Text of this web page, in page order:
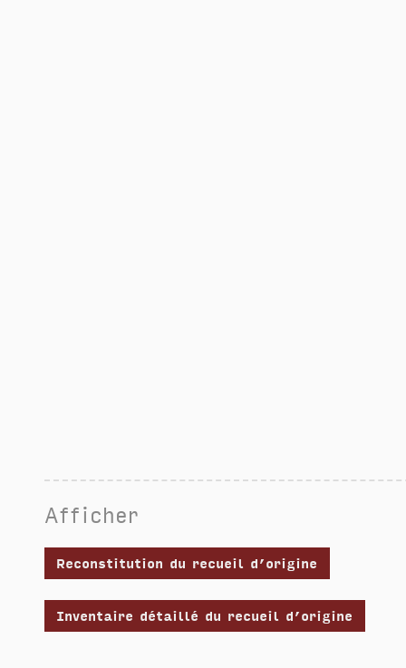
Afficher
Reconstitution du recueil d’origine
Inventaire détaillé du recueil d’origine